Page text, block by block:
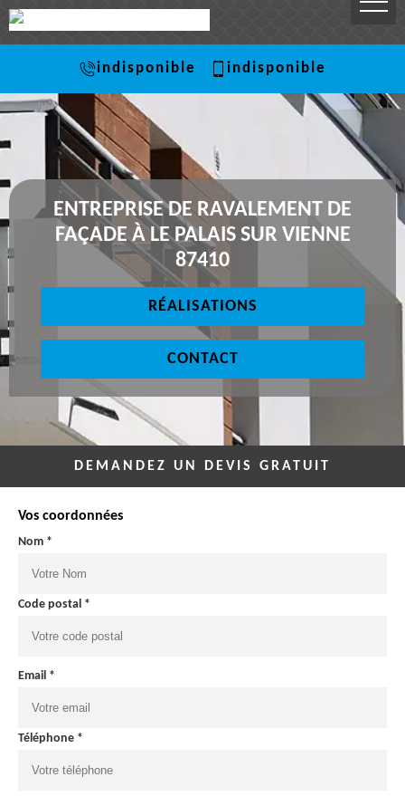
indisponible indisponible
ENTREPRISE DE RAVALEMENT DE
FAÇADE À LE PALAIS SUR VIENNE
87410
RÉALISATIONS
CONTACT
DEMANDEZ UN DEVIS GRATUIT
Vos coordonnées
Nom *
Code postal *
Email *
Téléphone *